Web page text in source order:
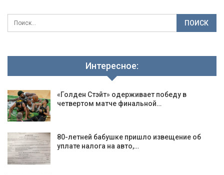
Интересное:
«Голден Стэйт» одерживает победу в
четвертом матче финальной…
80-летней бабушке пришло извещение об
уплате налога на авто,…